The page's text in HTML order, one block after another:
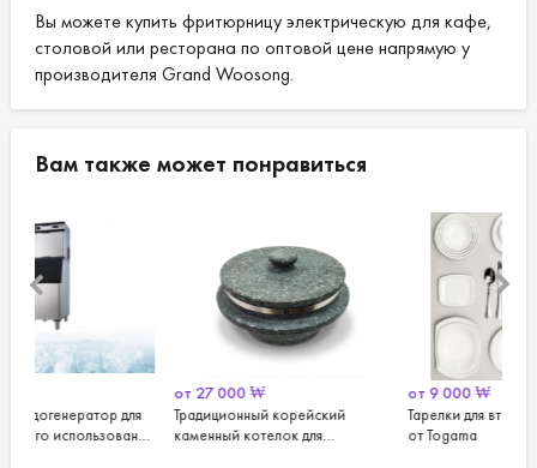
Вы можете купить фритюрницу электрическую для кафе,
столовой или ресторана по оптовой цене напрямую у
производителя Grand Woosong.
Вам также может понравиться
Традиционный корейский
каменный котелок для
Тарелки для вторых блюд, рыбы
от Togama